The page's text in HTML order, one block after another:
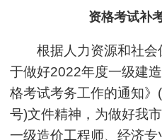
资格考试补
根据人力资源和社
于做好2022年度一级建
格考试考务工作的通知
号)文件精神，为做好我
一级造价工程师、经济